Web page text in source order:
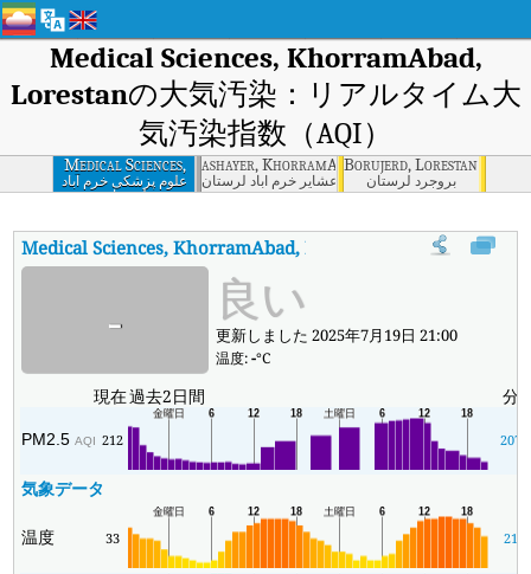
Medical Sciences, KhorramAbad,
Lorestanの大気汚染：リアルタイム大
気汚染指数（AQI）
Medical Sciences,
KhorramAbad,
Lorestan
علوم پزشکی خرم آباد
لرستان
ashayer, KhorramAbad, Lorestan
خرم آباد- امور عشایر خرم آباد لرستان
Borujerd, Lorestan
بروجرد لرستان
Medical Sciences, KhorramAbad, Lorestan の大気汚染指数
- 良い
更新しました 2025年7月19日 21:00
温度:-°C
現在過去2日間 分
PM2.5AQI 212 207
気象データ
温度 33 21